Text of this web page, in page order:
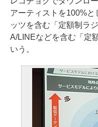
アーティストを100%と
ッツを含む「定額制ラ
A/LINEなどを含む「定
いう。